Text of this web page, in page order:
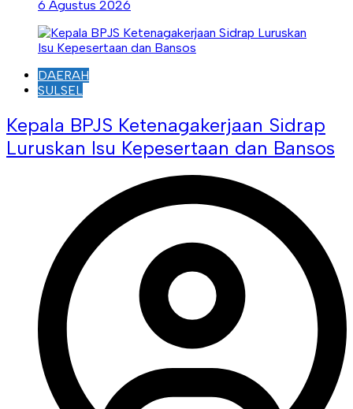
6 Agustus 2026
DAERAH
SULSEL
Kepala BPJS Ketenagakerjaan Sidrap
Luruskan Isu Kepesertaan dan Bansos